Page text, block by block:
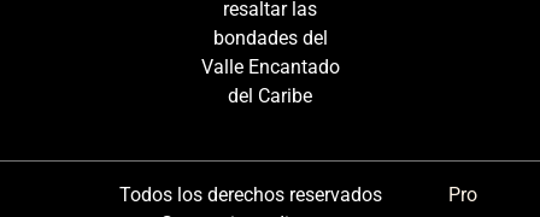
resaltar las
bondades del
Valle Encantado
del Caribe
Todos los derechos reservados
Pro